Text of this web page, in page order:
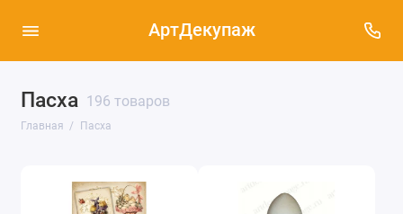
АртДекупаж
Пасха 196 товаров
Главная Пасха
Декупажные и переводные карты, бумага
для декупажа и скрапбукинга (129)
Салфетки Пасха (83)